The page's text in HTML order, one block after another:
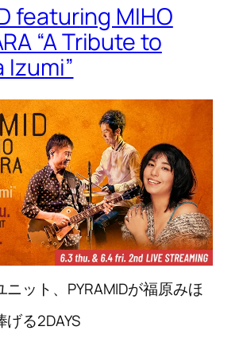
featuring MIHO
“A Tribute to
Izumi”
ット、PYRAMIDが福原みほ
る2DAYS